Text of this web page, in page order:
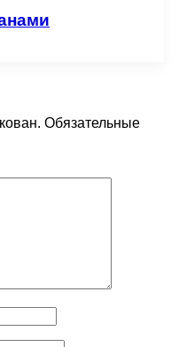
Обязательные